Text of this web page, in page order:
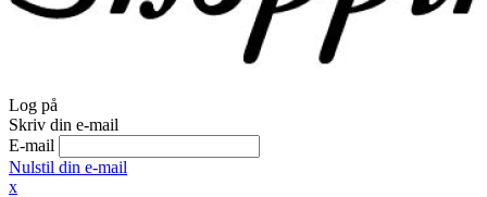
Log på
Skriv din e-mail
E-mail
Nulstil din e-mail
x